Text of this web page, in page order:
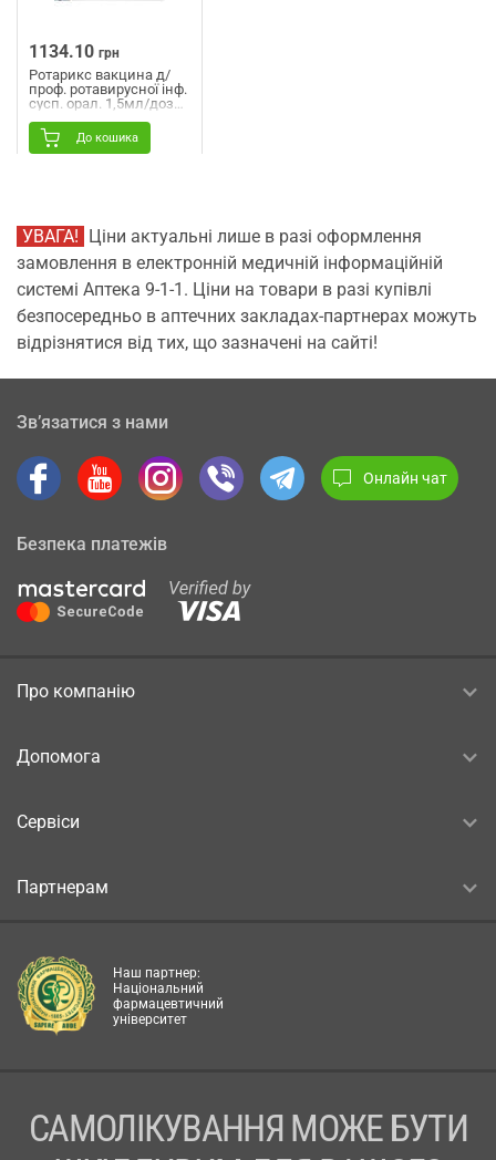
1134.10 грн
Ротарикс вакцина д/
проф. ротавирусної інф.
сусп. орал. 1,5мл/доза
До кошика
УВАГА!
Ціни актуальні лише в разі оформлення
замовлення в електронній медичній інформаційній
системі Аптека 9-1-1. Ціни на товари в разі купівлі
безпосередньо в аптечних закладах-партнерах можуть
відрізнятися від тих, що зазначені на сайті!
Зв’язатися з нами
Онлайн чат
Безпека платежів
Про компанію
Допомога
Сервіси
Партнерам
Наш партнер:
Національний
фармацевтичний
університет
САМОЛІКУВАННЯ МОЖЕ БУТИ